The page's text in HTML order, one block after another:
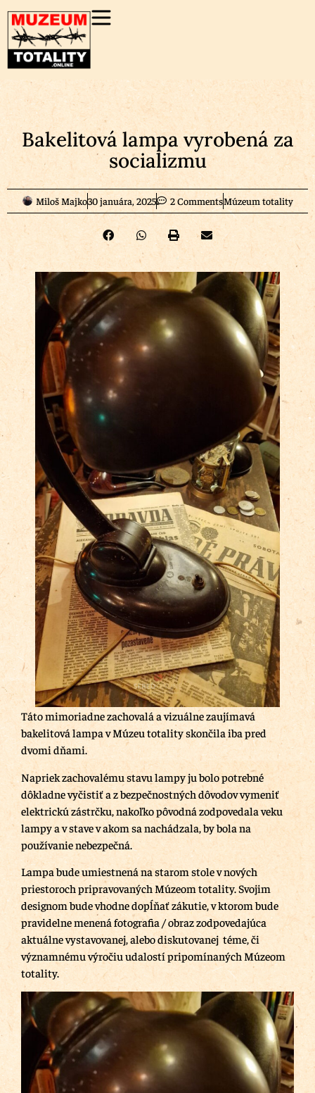
Bakelitová lampa vyrobená za
socializmu
Miloš Majko30 januára, 2025 2 CommentsMúzeum totality
Táto mimoriadne zachovalá a vizuálne zaujímavá
bakelitová lampa v Múzeu totality skončila iba pred
dvomi dňami.
Napriek zachovalému stavu lampy ju bolo potrebné
dôkladne vyčistiť a z bezpečnostných dôvodov vymeniť
elektrickú zástrčku, nakoľko pôvodná zodpovedala veku
lampy a v stave v akom sa nachádzala, by bola na
používanie nebezpečná.
Lampa bude umiestnená na starom stole v nových
priestoroch pripravovaných Múzeom totality. Svojim
designom bude vhodne dopĺňať zákutie, v ktorom bude
pravidelne menená fotografia / obraz zodpovedajúca
aktuálne vystavovanej, alebo diskutovanej téme, či
významnému výročiu udalostí pripomínaných Múzeom
totality.